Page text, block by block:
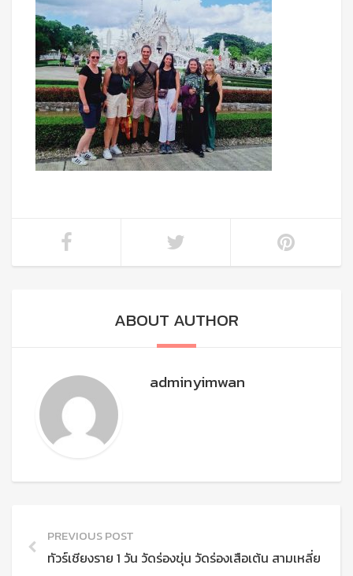
ABOUT AUTHOR
adminyimwan
PREVIOUS POST
ทัวร์เชียงราย 1 วัน วัดร่องขุ่น วัดร่องเสือเต้น สามเหลี่ยมทอ